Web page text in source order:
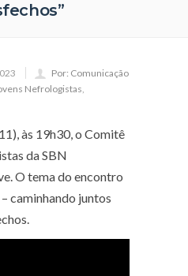
Por: Comunicação
Nefrologistas,
às 19h30, o Comitê
da SBN
O tema do encontro
caminhando juntos